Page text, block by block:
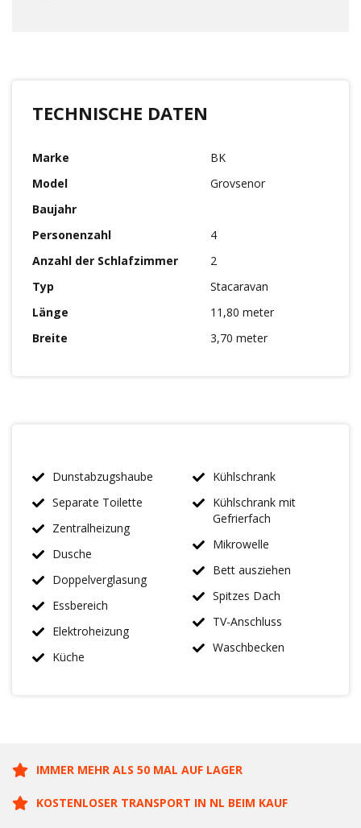
TECHNISCHE DATEN
Marke
BK
Model
Grovsenor
Baujahr
Personenzahl
4
Anzahl der Schlafzimmer
2
Typ
Stacaravan
Länge
11,80 meter
Breite
3,70 meter
Dunstabzugshaube
Separate Toilette
Zentralheizung
Dusche
Doppelverglasung
Essbereich
Elektroheizung
Küche
Kühlschrank
Kühlschrank mit
Gefrierfach
Mikrowelle
Bett ausziehen
Spitzes Dach
TV-Anschluss
Waschbecken
IMMER MEHR ALS 50 MAL AUF LAGER
KOSTENLOSER TRANSPORT IN NL BEIM KAUF